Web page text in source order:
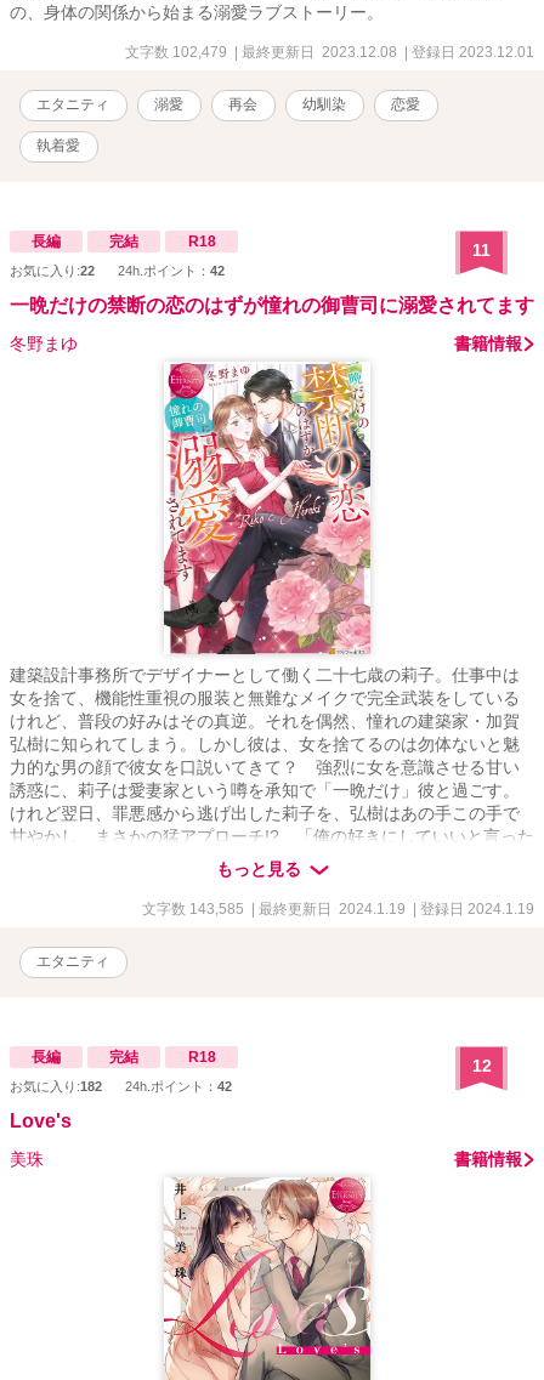
の、身体の関係から始まる溺愛ラブストーリー。
文字数 102,479 | 最終更新日 2023.12.08 | 登録日 2023.12.01
エタニティ 溺愛 再会 幼馴染 恋愛
執着愛
長編 完結 R18
お気に入り:22 24h.ポイント： 42
11
一晩だけの禁断の恋のはずが憧れの御曹司に溺愛されてます
冬野まゆ 書籍情報
建築設計事務所でデザイナーとして働く二十七歳の莉子。仕事中は
女を捨て、機能性重視の服装と無難なメイクで完全武装をしている
けれど、普段の好みはその真逆。それを偶然、憧れの建築家・加賀
弘樹に知られてしまう。しかし彼は、女を捨てるのは勿体ないと魅
力的な男の顔で彼女を口説いてきて？ 強烈に女を意識させる甘い
誘惑に、莉子は愛妻家という噂を承知で「一晩だけ」彼と過ごす。
けれど翌日、罪悪感から逃げ出した莉子を、弘樹はあの手この手で
甘やかし、まさかの猛アプローチ!? 「俺の好きにしていいと言った
のは、君だ」ワケアリ御曹司に甘く攻め落とされる、極上ラブスト
もっと見る
文字数 143,585 | 最終更新日 2024.1.19 | 登録日 2024.1.19
エタニティ
長編 完結 R18
お気に入り:182 24h.ポイント： 42
12
Love's
美珠 書籍情報